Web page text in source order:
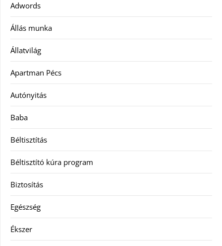
Adwords
Állás munka
Állatvilág
Apartman Pécs
Autónyitás
Baba
Béltisztítás
Béltisztító kúra program
Biztosítás
Egészség
Ékszer